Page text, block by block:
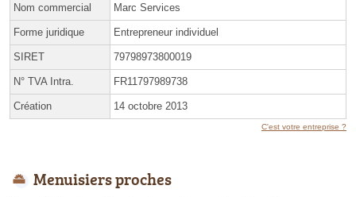
Nom commercial Marc Services
Forme juridique Entrepreneur individuel
SIRET 79798973800019
N° TVA Intra. FR11797989738
Création 14 octobre 2013
C'est votre entreprise ?
Menuisiers proches